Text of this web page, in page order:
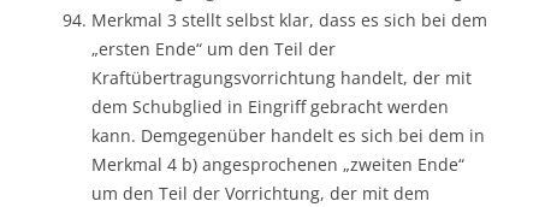
Merkmal 3 stellt selbst klar, dass es sich bei dem
„ersten Ende“ um den Teil der
Kraftübertragungsvorrichtung handelt, der mit
dem Schubglied in Eingriff gebracht werden
kann. Demgegenüber handelt es sich bei dem in
Merkmal 4 b) angesprochenen „zweiten Ende“
um den Teil der Vorrichtung, der mit dem